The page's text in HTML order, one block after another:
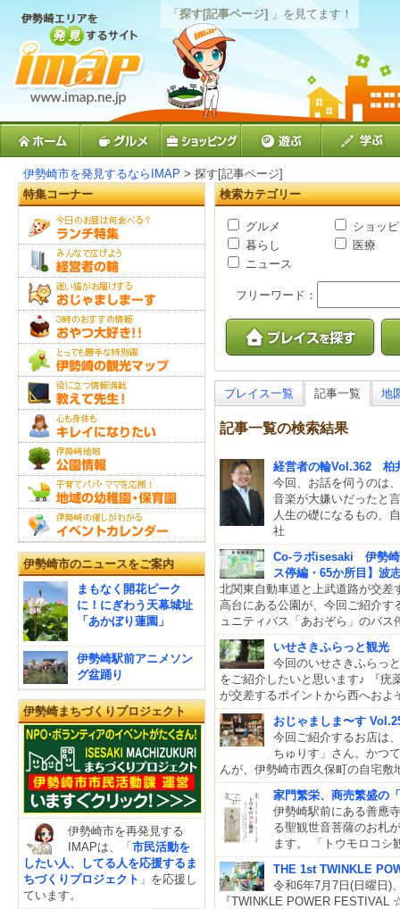
「探す[記事ページ] 」を見てます！
伊勢崎市を発見するならIMAP > 探す[記事ページ]
検索カテゴリー
グルメ
ショッ
暮らし
医療
ニュース
フリーワード：
プレイス一覧 記事一覧 地
記事一覧の検索結果
経営者の輪Vol.362 柏
今回、お話を伺うのは
音楽が大嫌いだったと
人生の礎になるもの、
社
Co-ラボisesaki 伊勢崎
ス停編・65か所目】波
北関東自動車道と上武道路が交差
高台にある公園が、今回ご紹介
ュニティバス「あおぞら」のバ
いせさきふらっと観光
今回のいせさきふらっ
をご紹介したいと思います♪ 『疣
が交差するポイントから西へおよ
おじゃましま〜す
今回ご紹介するお店は
ちゅりす」さん。かつ
んが、伊勢崎市西久保町の自宅敷
家門繁栄、商売繁盛の
伊勢崎駅前にある善應
る聖観世音菩薩のお札
ます。 「トウモロコシ
THE 1st TWINKLE
令和6年7月7日(日曜日)
『TWINKLE POWER
特集コーナー
伊勢崎市のニュースをご案内
まもなく開花ピーク
に！にぎわう天幕城址
「あかぼり蓮園」
伊勢崎駅前アニメソン
グ盆踊り
伊勢崎まちづくりプロジェクト
伊勢崎市を再発見する
IMAPは、「 市民活動を
したい人、してる人を応援するま
ちづくりプロジェクト 」を応援し
ています。